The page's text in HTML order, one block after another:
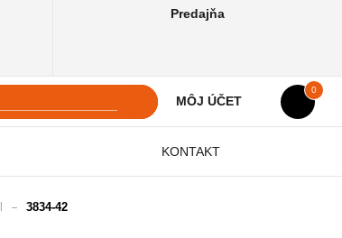
Predajňa
MÔJ ÚČET
0
KONTAKT
3834-42